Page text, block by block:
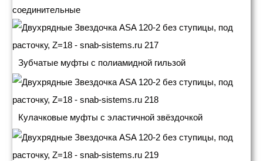
соединительные
Зубчатые муфты с полиамидной гильзой
Кулачковые муфты с эластичной звёздочкой